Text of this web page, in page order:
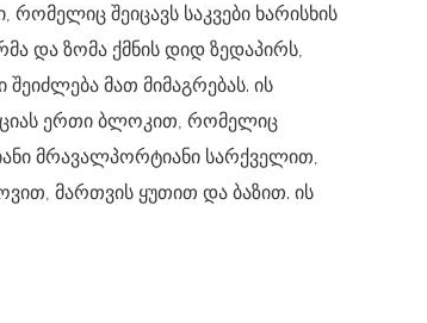
შეიცავს საკვები ხარისხის
და ზომა ქმნის დიდ ზედაპირს,
მათ მიმაგრებას. ის
ერთი ბლოკით, რომელიც
მრავალპორტიანი სარქველით,
მართვის ყუთით და ბაზით. ის